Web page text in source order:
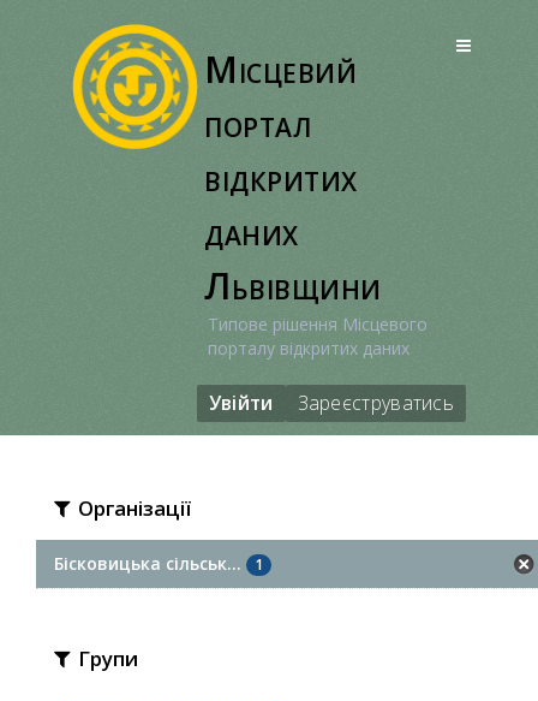
Місцевий
портал
відкритих
даних
Львівщини
Типове рішення Місцевого
порталу відкритих даних
Увійти Зареєструватись
Організації
Бісковицька сільськ... 1
Групи